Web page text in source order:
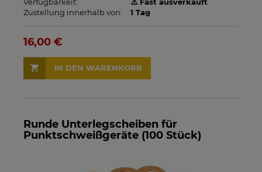
Zustellung innerhalb von:
1 Tag
16,00 €
IN DEN WARENKORB
Runde Unterlegscheiben für
Punktschweißgeräte (100 Stück)